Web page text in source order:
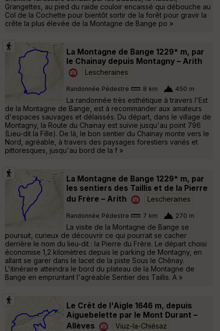
Grangettes, au pied du raide couloir encaissé qui débouche au
Col de la Cochette pour bientôt sortir de la forêt pour gravir la
crête la plus élevée de la Montagne de Bange po »
La Montagne de Bange 1229* m, par
le Chainay depuis Montagny – Arith
Lescheraines
Randonnée Pédestre 8 km 450 m
La randonnée très esthétique à travers l'Est
de la Montagne de Bange, est à recommander aux amateurs
d'espaces sauvages et délaissés. Du départ, dans le village de
Montagny, la Route du Chainay est suivie jusqu'au point 796
(Lieu-dit la Fille). De là, le bon sentier du Chainay monte vers le
Nord, agréable, à travers des paysages forestiers variés et
pittoresques, jusqu'au bord de la f »
La Montagne de Bange 1229* m, par
les sentiers des Taillis et de la Pierre
du Frère – Arith
Lescheraines
Randonnée Pédestre 7 km 270 m
La visite de la Montagne de Bange se
poursuit, curieux de découvrir ce qui pourrait se cacher
derrière le nom du lieu-dit : la Pierre du Frère. Le départ choisi
économise 1,2 kilomètres depuis le parking de Montagny, en
allant se garer dans le lacet de la piste Sous le Chênay.
L'itinéraire atteindra le bord du plateau de la Montagne de
Bange en empruntant l'agréable Sentier des Taillis. A »
Le Crêt de l'Aigle 1646 m, depuis
Aiguebelette par le Mont Durant –
Allèves
Viuz-la-Chiésaz